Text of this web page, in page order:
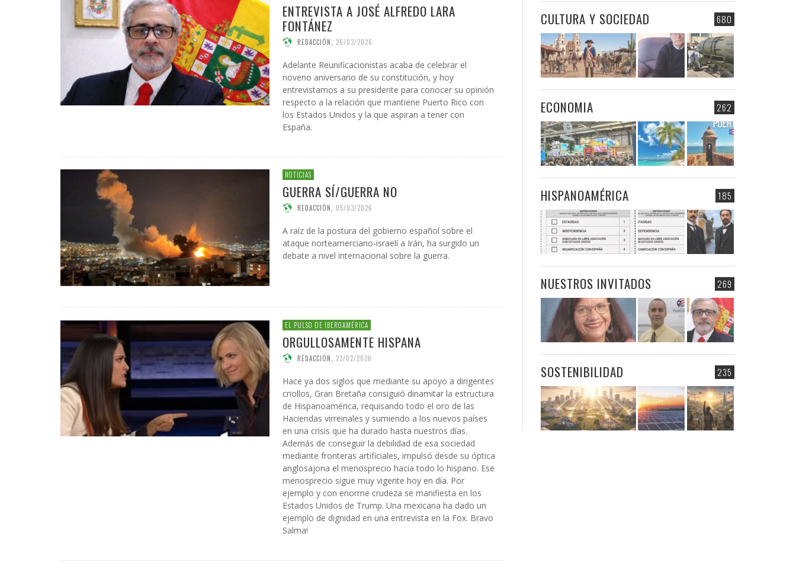
ENTREVISTA A JOSÉ ALFREDO LARA
FONTÁNEZ
REDACCIÓN, 26/03/2026
Adelante Reunificacionistas acaba de celebrar el
noveno aniversario de su constitución, y hoy
entrevistamos a su presidente para conocer su opinión
respecto a la relación que mantiene Puerto Rico con
los Estados Unidos y la que aspiran a tener con
España.
NOTICIAS
GUERRA SÍ/GUERRA NO
REDACCIÓN 05/03/2026
A raíz de la postura del gobierno español sobre el
ataque norteamerciano-israelí a Irán, ha surgido un
debate a nivel internacional sobre la guerra.
EL PULSO DE IBEROAMÉRICA
ORGULLOSAMENTE HISPANA
REDACCIÓN 23/02/2026
Hace ya dos siglos que mediante su apoyo a dirigentes
criollos, Gran Bretaña consiguió dinamitar la estructura
de Hispanoamérica, requisando todo el oro de las
Haciendas virreinales y sumiendo a los nuevos países
en una crisis que ha durado hasta nuestros días.
Además de conseguir la debilidad de esa sociedad
mediante fronteras artificiales, impulsó desde su óptica
anglosajona el menosprecio hacia todo lo hispano. Ese
menosprecio sigue muy vigente hoy en día. Por
ejemplo y con enorme crudeza se manifiesta en los
Estados Unidos de Trump. Una mexicana ha dado un
ejemplo de dignidad en una entrevista en la Fox. Bravo
Salma!
680
CULTURA Y SOCIEDAD
262
ECONOMIA
185
HISPANOAMÉRICA
269
NUESTROS INVITADOS
235
SOSTENIBILIDAD